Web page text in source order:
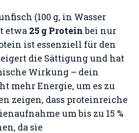
(100 g, in Wasser
etwa 25 g Proteinbei nur
ist essenziell für den
die Sättigung und hat
Wirkung – dein
mehr Energie, um es zu
zeigen, dass proteinreiche
um bis zu 15 %
da sie